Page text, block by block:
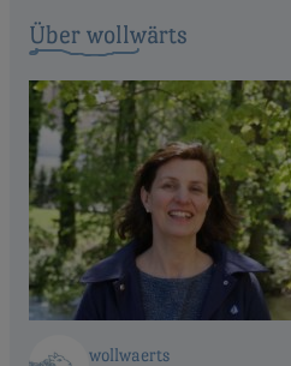
Über wollwärts
wollwaerts